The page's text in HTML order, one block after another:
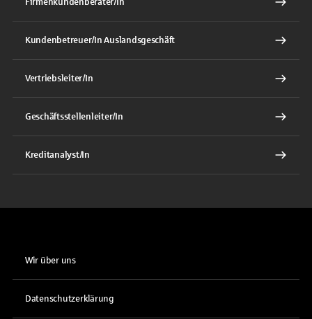
Kundenbetreuer/In Auslandsgeschäft
Vertriebsleiter/In
Geschäftsstellenleiter/In
Kreditanalyst/In
Wir über uns
Datenschutzerklärung